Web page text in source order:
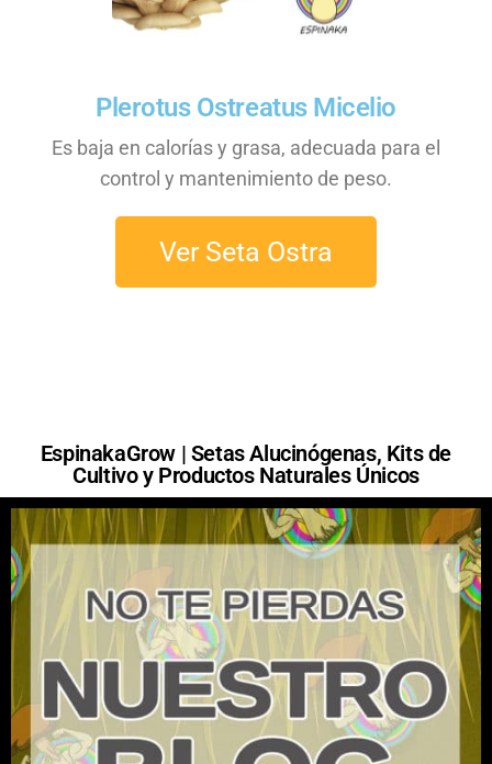
Plerotus Ostreatus Micelio
Es baja en calorías y grasa, adecuada para el
control y mantenimiento de peso.
Ver Seta Ostra
EspinakaGrow | Setas Alucinógenas, Kits de
Cultivo y Productos Naturales Únicos